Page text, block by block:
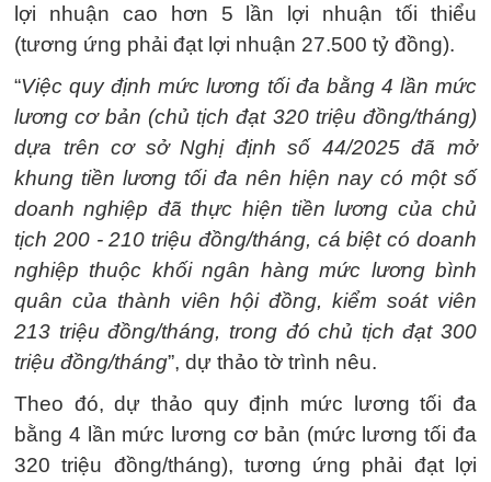
lợi nhuận cao hơn 5 lần lợi nhuận tối thiểu
(tương ứng phải đạt lợi nhuận 27.500 tỷ đồng).
“Việc quy định mức lương tối đa bằng 4 lần mức
lương cơ bản (chủ tịch đạt 320 triệu đồng/tháng)
dựa trên cơ sở Nghị định số 44/2025 đã mở
khung tiền lương tối đa nên hiện nay có một số
doanh nghiệp đã thực hiện tiền lương của chủ
tịch 200 - 210 triệu đồng/tháng, cá biệt có doanh
nghiệp thuộc khối ngân hàng mức lương bình
quân của thành viên hội đồng, kiểm soát viên
213 triệu đồng/tháng, trong đó chủ tịch đạt 300
triệu đồng/tháng”, dự thảo tờ trình nêu.
Theo đó, dự thảo quy định mức lương tối đa
bằng 4 lần mức lương cơ bản (mức lương tối đa
320 triệu đồng/tháng), tương ứng phải đạt lợi